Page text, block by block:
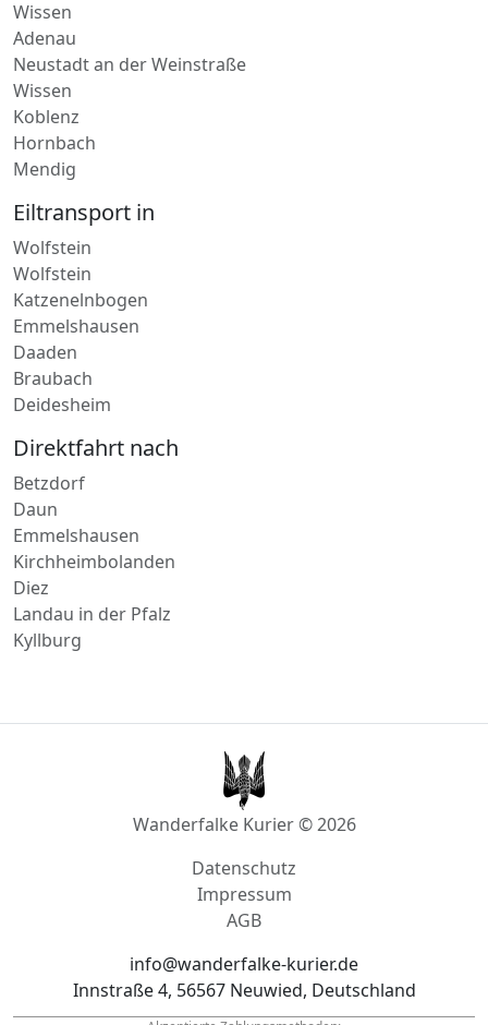
Wissen
Adenau
Neustadt an der Weinstraße
Wissen
Koblenz
Hornbach
Eiltransport in
Wolfstein
Wolfstein
Katzenelnbogen
Emmelshausen
Daaden
Braubach
Direktfahrt nach
Betzdorf
Daun
Emmelshausen
Kirchheimbolanden
Diez
Landau in der Pfalz
Datenschutz
Impressum
info@wanderfalke-kurier.de
Innstraße 4, 56567 Neuwied, Deutschland